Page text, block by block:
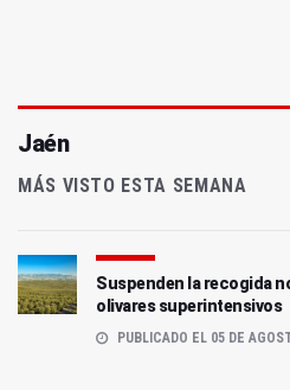
Jaén
MÁS VISTO ESTA SEMANA
Suspenden la recogida
olivares superintensivos
PUBLICADO EL 05 DE